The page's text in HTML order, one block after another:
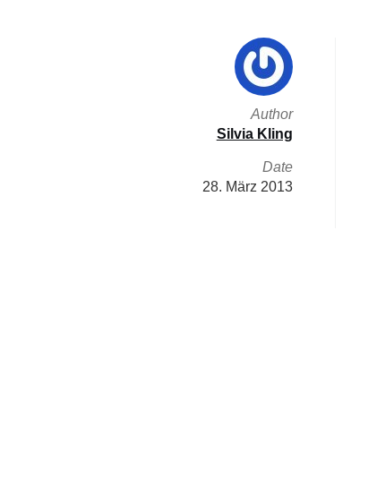
Author
Silvia Kling
Date
28. März 2013